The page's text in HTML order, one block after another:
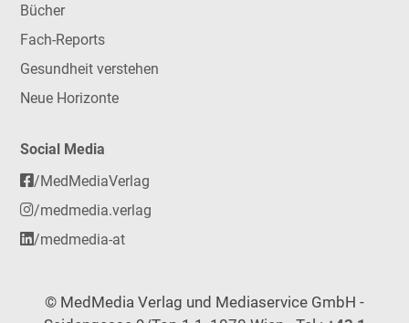
Bücher
Fach-Reports
Gesundheit verstehen
Neue Horizonte
Social Media
/MedMediaVerlag
/medmedia.verlag
/medmedia-at
© MedMedia Verlag und Mediaservice GmbH -